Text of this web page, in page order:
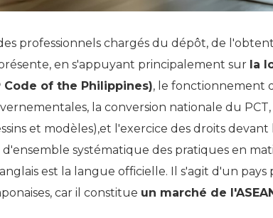
professionnels chargés du dépôt, de
en s'appuyant principalement sur la
Code of the Philippines), le fonctionnement
la conversion nationale du
et modèles),et l'exercice des droits
systématique des pratiques en
est la langue officielle. Il s'agit d'un
car il constitue un marché de